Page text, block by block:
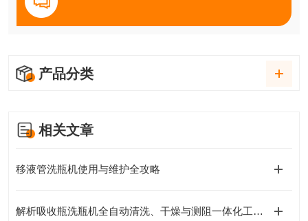
产品分类
相关文章
移液管洗瓶机使用与维护全攻略
解析吸收瓶洗瓶机全自动清洗、干燥与测阻一体化工作原理